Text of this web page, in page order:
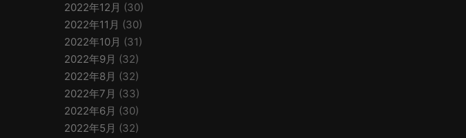
2022年12月 (30)
2022年11月 (30)
2022年10月 (31)
2022年9月 (32)
2022年8月 (32)
2022年7月 (33)
2022年6月 (30)
2022年5月 (32)